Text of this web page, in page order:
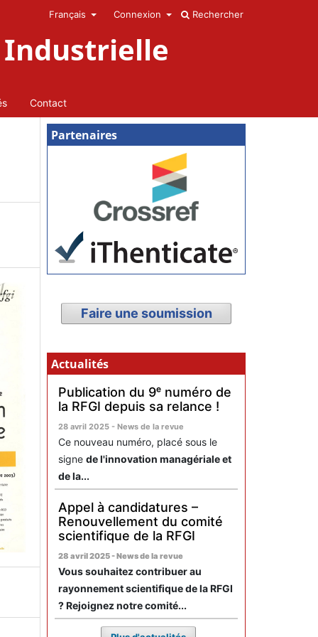
Industrielle
Contact
Rechercher
Français Connexion
Partenaires
Faire une soumission
Actualités
Publication du 9ᵉ numéro de
la RFGI depuis sa relance !
28 avril 2025 - News de la revue
Ce nouveau numéro, placé sous le
signe de l'innovation managériale et
de la...
Appel à candidatures –
Renouvellement du comité
scientifique de la RFGI
28 avril 2025 - News de la revue
Vous souhaitez contribuer au
rayonnement scientifique de la RFGI
? Rejoignez notre comité...